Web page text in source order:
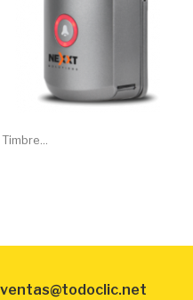
ventas@todoclic.net